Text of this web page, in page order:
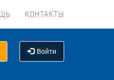
КОНТАКТЫ
Войти